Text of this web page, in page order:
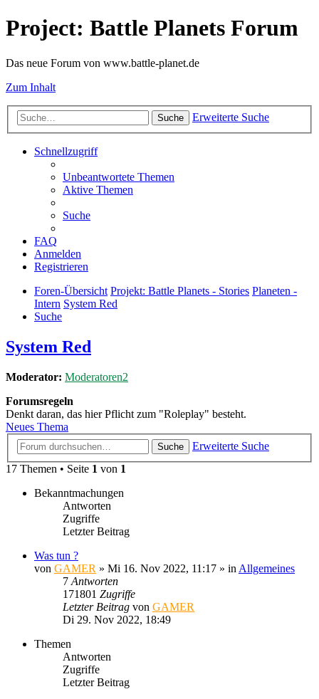
Project: Battle Planets Forum
Das neue Forum von www.battle-planet.de
Zum Inhalt
Suche Erweiterte Suche
Schnellzugriff
Unbeantwortete Themen
Aktive Themen
Suche
FAQ
Anmelden
Registrieren
Foren-Übersicht Projekt: Battle Planets - Stories Planeten -
Intern System Red
Suche
System Red
Moderator: Moderatoren2
Forumsregeln
Denkt daran, das hier Pflicht zum "Roleplay" besteht.
Neues Thema
Suche
Erweiterte Suche
17 Themen • Seite 1 von 1
Bekanntmachungen
Antworten
Zugriffe
Letzter Beitrag
Was tun ?
von GAMER » Mi 16. Nov 2022, 11:17 » in Allgemeines
7 Antworten
171801 Zugriffe
Letzter Beitrag von GAMER
Di 29. Nov 2022, 18:49
Themen
Antworten
Zugriffe
Letzter Beitrag